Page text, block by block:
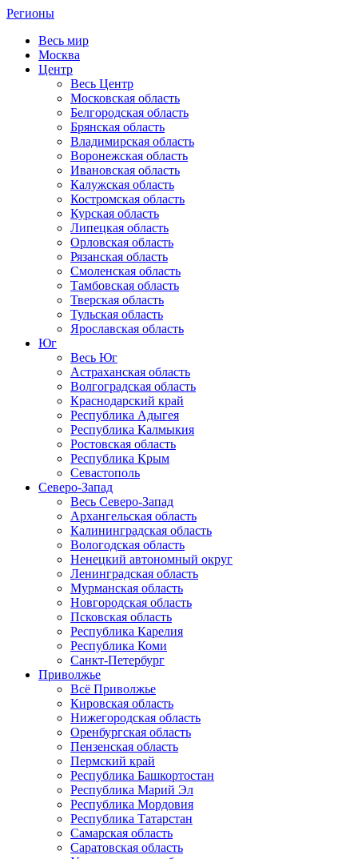
Регионы
Весь мир
Москва
Центр
Весь Центр
Московская область
Белгородская область
Брянская область
Владимирская область
Воронежская область
Ивановская область
Калужская область
Костромская область
Курская область
Липецкая область
Орловская область
Рязанская область
Смоленская область
Тамбовская область
Тверская область
Тульская область
Ярославская область
Юг
Весь Юг
Астраханская область
Волгоградская область
Краснодарский край
Республика Адыгея
Республика Калмыкия
Ростовская область
Республика Крым
Севастополь
Северо-Запад
Весь Северо-Запад
Архангельская область
Калининградская область
Вологодская область
Ненецкий автономный округ
Ленинградская область
Мурманская область
Новгородская область
Псковская область
Республика Карелия
Республика Коми
Санкт-Петербург
Приволжье
Всё Приволжье
Кировская область
Нижегородская область
Оренбургская область
Пензенская область
Пермский край
Республика Башкортостан
Республика Марий Эл
Республика Мордовия
Республика Татарстан
Самарская область
Саратовская область